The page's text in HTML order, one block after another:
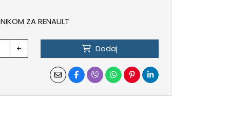
ZA RENAULT
+ Dodaj